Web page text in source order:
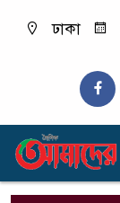
ঢাকা